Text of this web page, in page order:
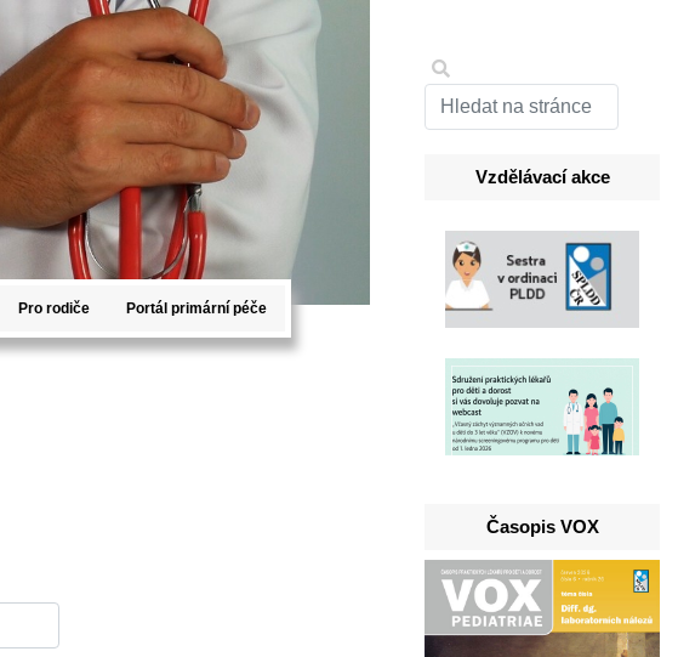
Pro rodiče Portál primární péče
Vzdělávací akce
Časopis VOX